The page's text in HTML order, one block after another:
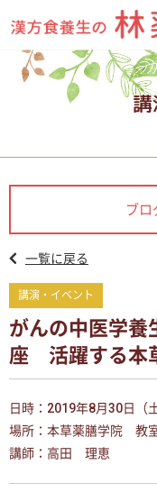
ブロ
一覧に戻る
講演・イベント
がんの中医学養
座 活躍する本
日時：2019年8月30日
場所：本草薬膳学院 教
講師：高田 理恵